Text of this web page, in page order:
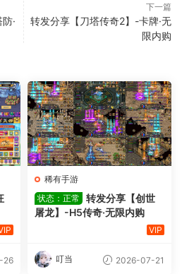
·
下一篇
转发分享【刀塔传奇2】-卡牌·无
限内购
26
稀有手游
状态：正常
转发分享【创世
屠龙】-H5传奇·无限内购
VIP
叮当 2026-07-21